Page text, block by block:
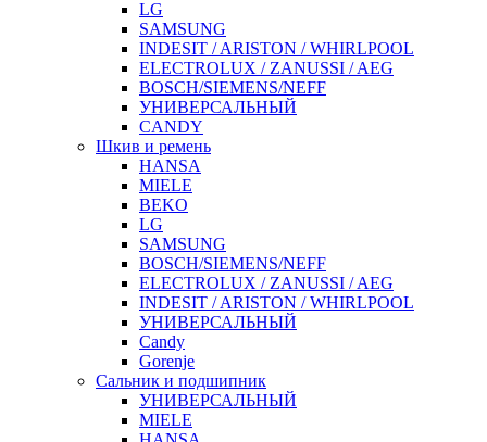
LG
SAMSUNG
INDESIT / ARISTON / WHIRLPOOL
ELECTROLUX / ZANUSSI / AEG
BOSCH/SIEMENS/NEFF
УНИВЕРСАЛЬНЫЙ
CANDY
Шкив и ремень
HANSA
MIELE
BEKO
LG
SAMSUNG
BOSCH/SIEMENS/NEFF
ELECTROLUX / ZANUSSI / AEG
INDESIT / ARISTON / WHIRLPOOL
УНИВЕРСАЛЬНЫЙ
Candy
Gorenje
Сальник и подшипник
УНИВЕРСАЛЬНЫЙ
MIELE